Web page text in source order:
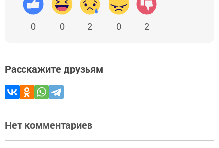
0 0 2 0 2
Расскажите друзьям
Нет комментариев